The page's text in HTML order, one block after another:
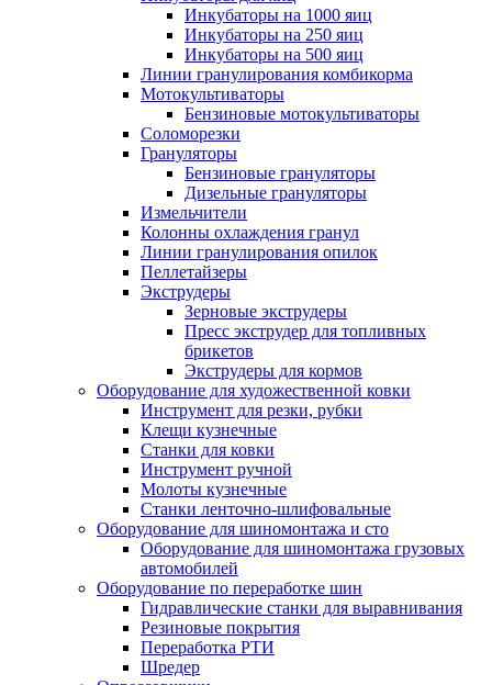
Инкубаторы на 1000 яиц
Инкубаторы на 250 яиц
Инкубаторы на 500 яиц
Линии гранулирования комбикорма
Мотокультиваторы
Бензиновые мотокультиваторы
Соломорезки
Грануляторы
Бензиновые грануляторы
Дизельные грануляторы
Измельчители
Колонны охлаждения гранул
Линии гранулирования опилок
Пеллетайзеры
Экструдеры
Зерновые экструдеры
Пресс экструдер для топливных
брикетов
Экструдеры для кормов
Оборудование для художественной ковки
Инструмент для резки, рубки
Клещи кузнечные
Станки для ковки
Инструмент ручной
Молоты кузнечные
Станки ленточно-шлифовальные
Оборудование для шиномонтажа и сто
Оборудование для шиномонтажа грузовых
автомобилей
Оборудование по переработке шин
Гидравлические станки для выравнивания
Резиновые покрытия
Переработка РТИ
Шредер